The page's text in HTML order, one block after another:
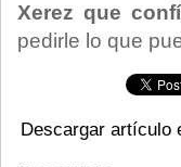
Xerez que
pedirle lo que
Descargar artículo